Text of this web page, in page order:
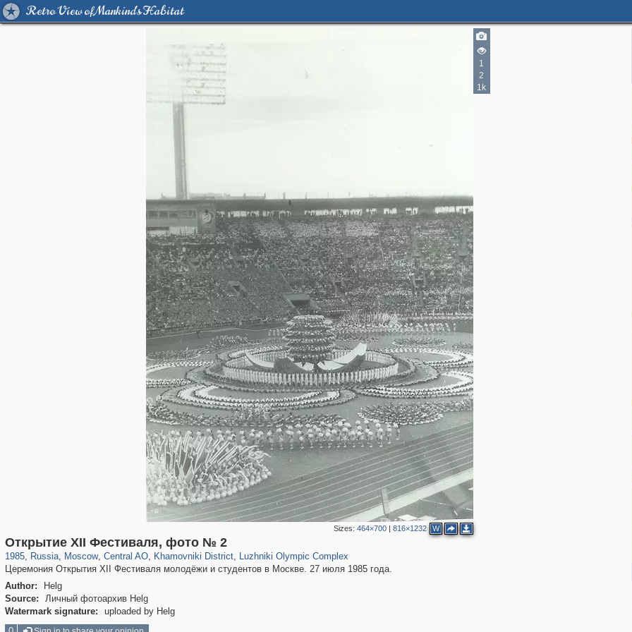
Retro View of Mankind's Habitat
1
2
1k
Sizes: 464×700| 816×1232 W
Открытие XII Фестиваля, фото № 2
1985, Russia
1,407,363 29,248
, Moscow
319,882 8,286
, Central AO
160,021 5,916
, Khamovniki District
19,395 722
, Luzhniki Olympic Complex
Церемония Открытия XII Фестиваля молодёжи и студентов в Москве. 27 июля 1985 года.
Author:
Helg
Source:
Личный фотоархив Helg
Watermark signature:
uploaded by Helg